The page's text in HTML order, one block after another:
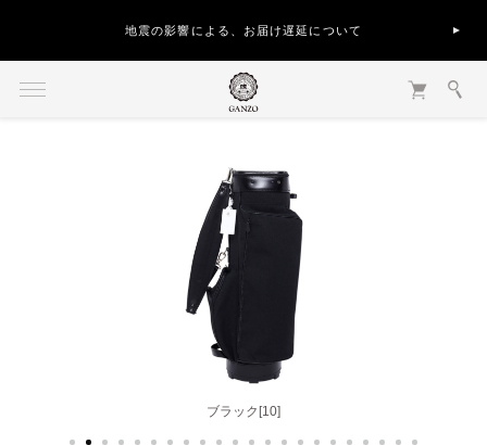
地震の影響による、お届け遅延について
ブラック[10]